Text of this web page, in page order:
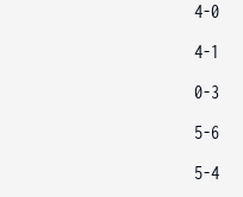
4-0
4-1
0-3
5-6
5-4